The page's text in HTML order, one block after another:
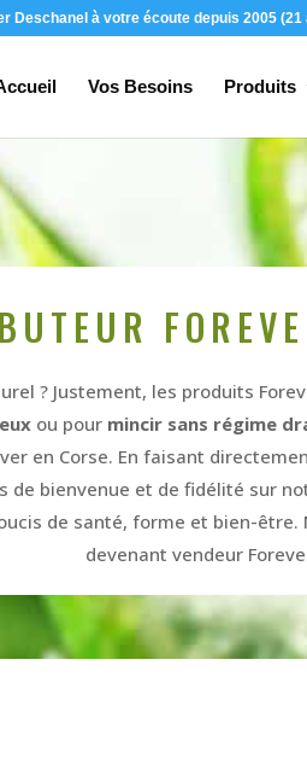
Deschanel à votre écoute depuis 2005
Vos Besoins Produits
? Justement, les produits
ou pour mincir sans régime
en Corse. En faisant
de bienvenue et de fidélité sur
de santé, forme et bien-
devenant vendeur